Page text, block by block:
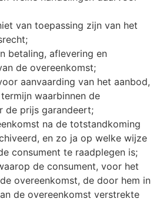
van toepassing zijn van het
betaling, aflevering en
de overeenkomst;
aanvaarding van het aanbod,
waarbinnen de
de prijs garandeert;
na de totstandkoming
en zo ja op welke wijze
consument te raadplegen is;
de consument, voor het
overeenkomst, de door hem in
de overeenkomst verstrekte